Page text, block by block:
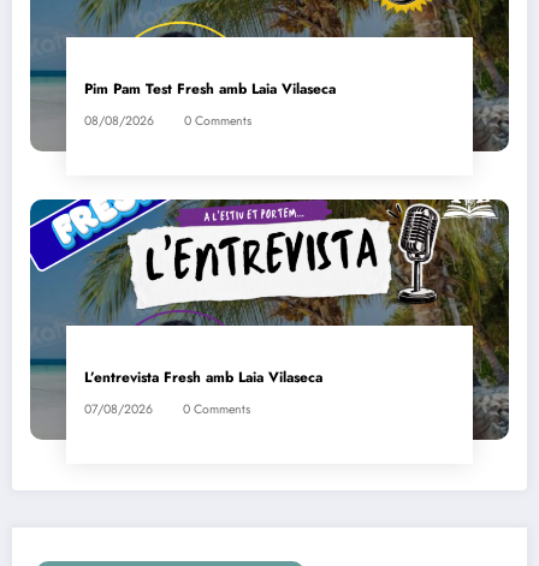
Pim Pam Test Fresh amb Laia Vilaseca
08/08/2026 0 Comments
L’entrevista Fresh amb Laia Vilaseca
07/08/2026 0 Comments